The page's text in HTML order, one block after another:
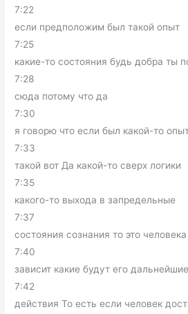
7:22
если предположим был такой опыт
7:25
какие-то состояния будь добра ты
7:28
сюда потому что да
7:30
я говорю что если был какой-то
7:33
такой вот Да какой-то сверх логики
7:35
какого-то выхода в запредельные
7:37
состояния сознания то это человека
7:40
зависит какие будут его дальнейшие
7:42
действия То есть если человек